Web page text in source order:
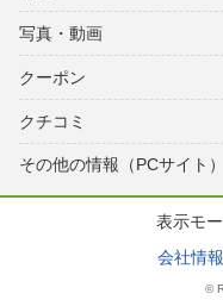
写真・動画
クーポン
クチコミ
その他の情報（PCサイト）
表示モー
会社情報
©